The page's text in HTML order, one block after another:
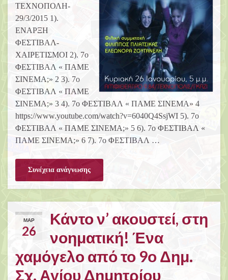
ΤΕΧΝΟΠΟΛΗ-
29/3/2015 1).
ΕΝΑΡΞΗ
ΦΕΣΤΙΒΑΛ-
ΧΑΙΡΕΤΙΣΜΟΙ 2). 7ο
ΦΕΣΤΙΒΑΛ « ΠΑΜΕ
ΣΙΝΕΜΑ;» 2 3). 7ο
ΦΕΣΤΙΒΑΛ « ΠΑΜΕ
ΣΙΝΕΜΑ;» 3 4). 7ο ΦΕΣΤΙΒΑΛ « ΠΑΜΕ ΣΙΝΕΜΑ» 4
https://www.youtube.com/watch?v=6040Q4SsjWI 5). 7ο
ΦΕΣΤΙΒΑΛ « ΠΑΜΕ ΣΙΝΕΜΑ;» 5 6). 7ο ΦΕΣΤΙΒΑΛ «
ΠΑΜΕ ΣΙΝΕΜΑ;» 6 7). 7ο ΦΕΣΤΙΒΑΛ …
Συνέχεια ανάγνωσης
ΜΑΡ
26
Κάντο ν’ ακουστεί, στη
νοηματική! Ένα
χαμόγελο από το 9ο Δημ.
Σχ. Αγίου Δημητρίου